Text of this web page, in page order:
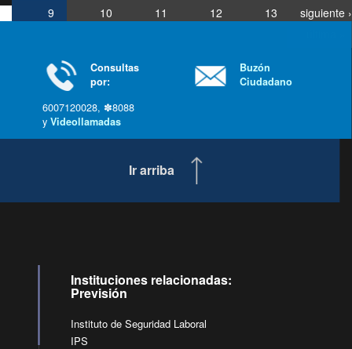
9
10 11 12 13
siguiente ›
Consultas
por:
6007120028, ✽8088
yVideollamadas
Buzón
Ciudadano
Ir arriba
Instituciones relacionadas:
Previsión
Instituto de Seguridad Laboral
IPS